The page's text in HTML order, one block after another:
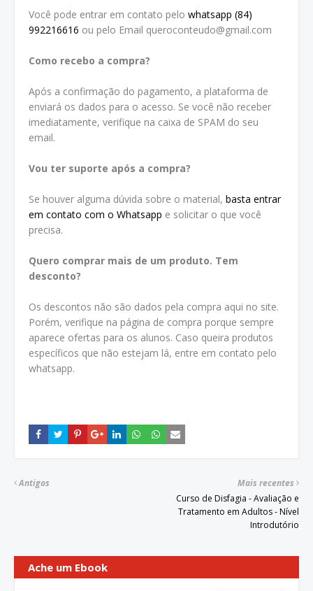
Você pode entrar em contato pelo whatsapp (84)
992216616 ou pelo Email queroconteudo@gmail.com
Como recebo a compra?
Após a confirmação do pagamento, a plataforma de
enviará os dados para o acesso. Se você não receber
imediatamente, verifique na caixa de SPAM do seu
email.
Vou ter suporte após a compra?
Se houver alguma dúvida sobre o material, basta entrar
em contato com o Whatsapp e solicitar o que você
precisa.
Quero comprar mais de um produto. Tem
desconto?
Os descontos não são dados pela compra aqui no site.
Porém, verifique na página de compra porque sempre
aparece ofertas para os alunos. Caso queira produtos
específicos que não estejam lá, entre em contato pelo
whatsapp.
Mais recentes
Curso de Disfagia - Avaliação e
Tratamento em Adultos - Nível
Introdutório
Antigos
Ache um Ebook